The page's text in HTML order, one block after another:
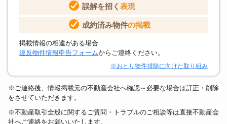
誤解を招く 表現
成約済み物件の掲載
掲載情報の相違がある場合
違反物件情報申告フォームからご連絡ください。
※おとり物件排除に向けた取り組み
※ご連絡後、情報掲載元の不動産会社へ確認～必要な場合は訂正・削除
をさせていただきます。
※不動産取引全般に関するご質問・トラブルのご相談等は直接不動産会
社へご連絡をお願いいたします。